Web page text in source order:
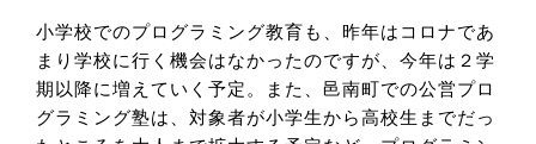
小学校でのプログラミング教育も、昨年はコロナであ
まり学校に行く機会はなかったのですが、今年は２学
期以降に増えていく予定。また、邑南町での公営プロ
グラミング塾は、対象者が小学生から高校生までだっ